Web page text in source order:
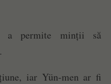
a permite minții să
iar Yün-men ar fi